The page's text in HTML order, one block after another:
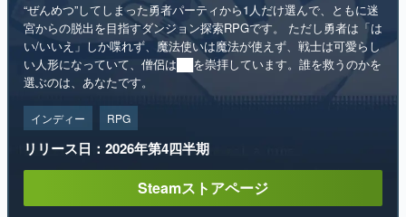
“ぜんめつ”してしまった勇者パーティから1人だけ選んで、ともに迷
宮からの脱出を目指すダンジョン探索RPGです。 ただし勇者は「は
い/いいえ」しか喋れず、魔法使いは魔法が使えず、戦士は可愛らし
い人形になっていて、僧侶は██を崇拝しています。誰を救うのかを
選ぶのは、あなたです。
インディー RPG
リリース日：2026年第4四半期
Steamストアページ